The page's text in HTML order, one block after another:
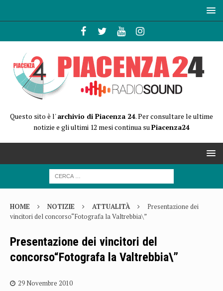
Questo sito è l'archivio di Piacenza 24. Per consultare le ultime
notizie e gli ultimi 12 mesi continua suPiacenza24
HOME NOTIZIE ATTUALITÀ
Presentazione dei
vincitori del concorso“Fotografa la Valtrebbia\”
Presentazione dei vincitori del
concorso“Fotografa la Valtrebbia\”
29 Novembre 2010